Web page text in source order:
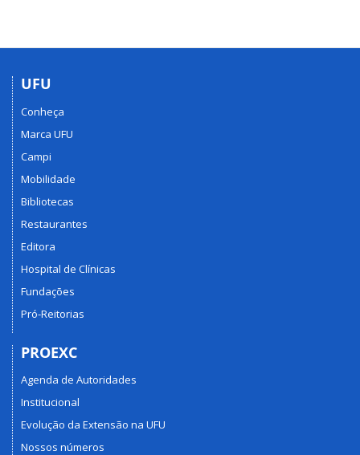
UFU
Conheça
Marca UFU
Campi
Mobilidade
Bibliotecas
Restaurantes
Editora
Hospital de Clínicas
Fundações
Pró-Reitorias
PROEXC
Agenda de Autoridades
Institucional
Evolução da Extensão na UFU
Nossos números